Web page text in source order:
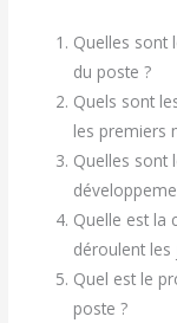
Quelles sont
du poste ?
Quels sont
les premiers
Quelles sont
Quelle est la
déroulent les
Quel est le
poste ?